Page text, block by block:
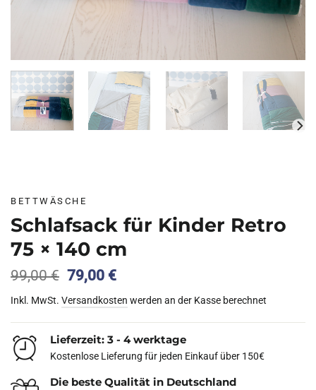
BETTWÄSCHE
Schlafsack für Kinder Retro
75 × 140 cm
99,00€ Ursprünglicher
war:
99,00 €
79,00 €Aktueller
ist:
79,00 €.
Inkl. MwSt. Versandkosten werden an der Kasse berechnet
Lieferzeit: 3 - 4 werktage
Kostenlose Lieferung für jeden Einkauf über 150€
Die beste Qualität in Deutschland